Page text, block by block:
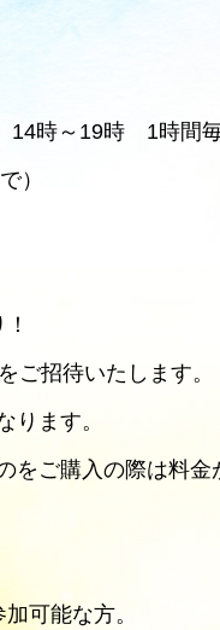
14時～19時 1時間
）
！
ご招待いたします。
ります。
ご購入の際は料金
可能な方。